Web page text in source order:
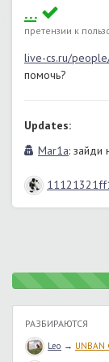
...
претензии к
live-cs.ru/people/
помочь?
Updates:
Mar1a: зайди
РАЗБИРАЮТСЯ
Leo → UNBAN